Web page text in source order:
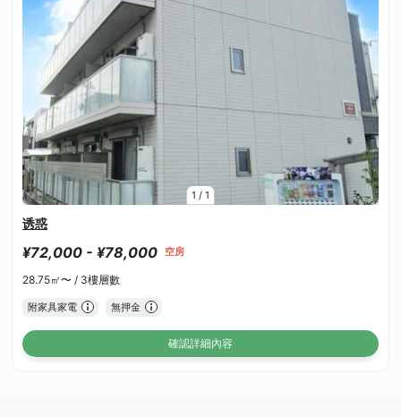
1 / 1
诱惑
¥72,000 - ¥78,000 空房
28.75㎡〜 / 3樓層數
附家具家電 無押金
確認詳細內容